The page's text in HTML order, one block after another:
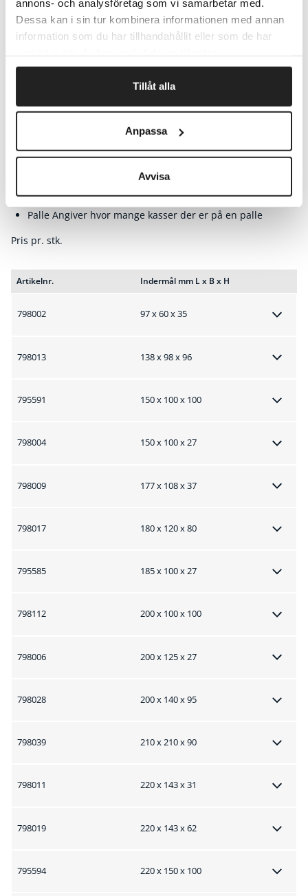
annons- och analysföretag som vi samarbetar med.
Dessa kan i sin tur kombinera informationen med annan
information som du har tillhandahållit eller som de har
Tillåt alla
Anpassa
Avvisa
Selvlåsende kasser - Instabox
En stabil papkasse som er hurtig at samle til en færdig
God som postpakke
Konstruktionen gør dem stabile og slagfaste
Pk Pakning, antal kasser i et bundt
Palle Angiver hvor mange kasser der er på en palle
Pris pr. stk.
Artikelnr. Indermål mm L x B x H
798002 97 x 60 x 35
798013 138 x 98 x 96
795591 150 x 100 x 100
798004 150 x 100 x 27
798009 177 x 108 x 37
798017 180 x 120 x 80
795585 185 x 100 x 27
798112 200 x 100 x 100
798006 200 x 125 x 27
798028 200 x 140 x 95
798039 210 x 210 x 90
798011 220 x 143 x 31
798019 220 x 143 x 62
795594 220 x 150 x 100